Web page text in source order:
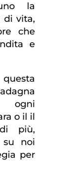
la
di vita,
che
e
ogni
o il il
più,
su noi
per